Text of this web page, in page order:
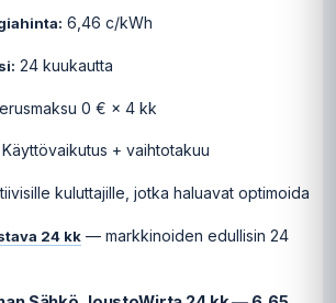
6,46 c/kWh
24 kuukautta
0 € × 4 kk
Käyttövaikutus + vaihtotakuu
kuluttajille, jotka haluavat optimoida
24 kk — markkinoiden edullisin 24